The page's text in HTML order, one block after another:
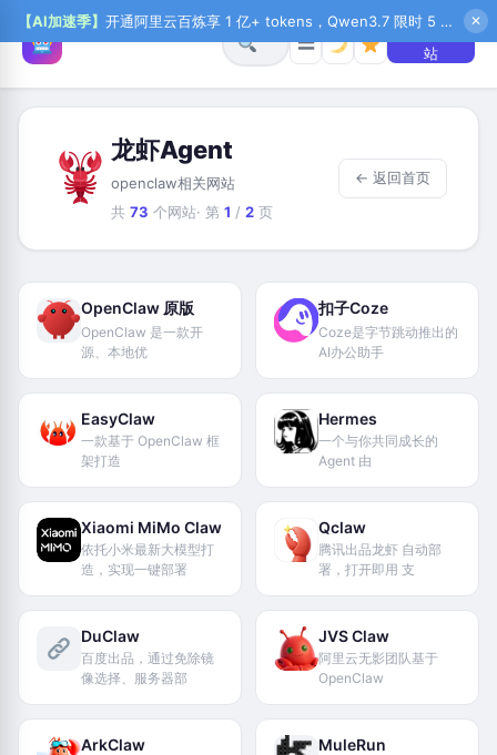
【AI加速季】 开通阿里云百炼享 1 亿+ tokens，Qwen3.7 限时 5 折起，秒悟新注送 1 万积分，加入 OPC 赢百万助力金，QoderWork CN 首月 0 元 ✕
☰
+ 提交网
站
龙虾Agent
openclaw相关网站
共 73 个网站· 第 1 / 2页
← 返回首页
OpenClaw 原版
OpenClaw 是一款开
源、本地优
扣子Coze
Coze是字节跳动推出的
AI办公助手
EasyClaw
一款基于 OpenClaw 框
架打造
Hermes
一个与你共同成长的
Agent 由
Xiaomi MiMo Claw
依托小米最新大模型打
造，实现一键部署
Qclaw
腾讯出品龙虾 自动部
署，打开即用 支
DuClaw
百度出品，通过免除镜
像选择、服务器部
JVS Claw
阿里云无影团队基于
OpenClaw
ArkClaw MuleRun